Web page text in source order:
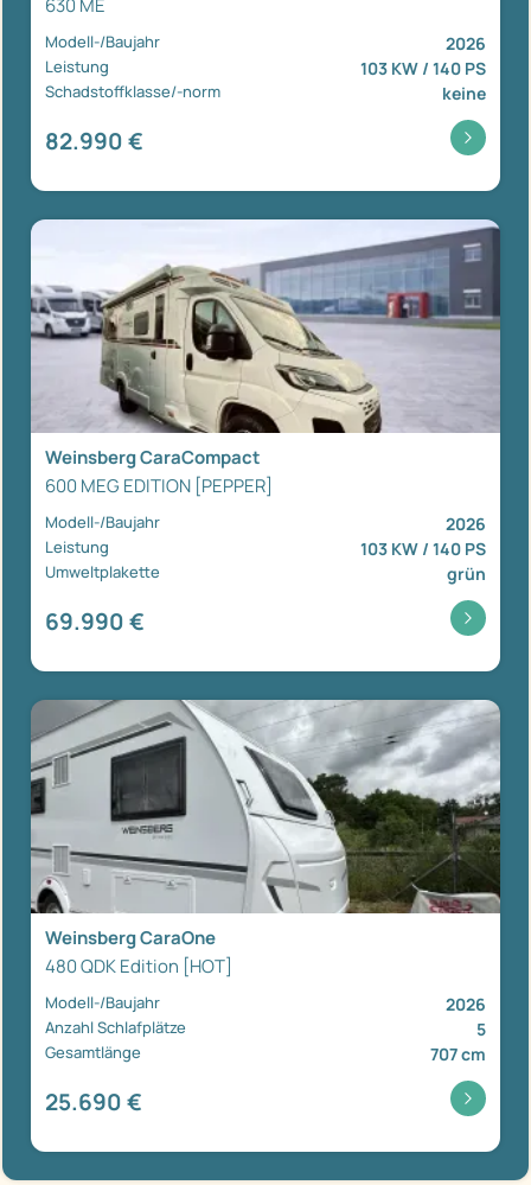
Modell-/Baujahr 2026
Leistung 103 KW / 140 PS
Schadstoffklasse/-norm keine
82.990 €
Weinsberg CaraCompact
600 MEG EDITION [PEPPER]
Modell-/Baujahr 2026
Leistung 103 KW / 140 PS
Umweltplakette grün
69.990 €
Weinsberg CaraOne
480 QDK Edition [HOT]
Modell-/Baujahr 2026
Anzahl Schlafplätze 5
Gesamtlänge 707 cm
25.690 €